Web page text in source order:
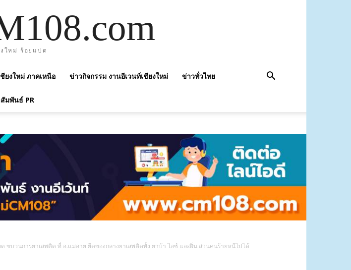
งใหม่ ร้อยแปด
ชียงใหม่ ภาคเหนือ ข่าวกิจกรรม งานอีเวนท์เชียงใหม่ ข่าวทั่วไทย
มพันธ์ PR
ขบวนการยาเสพติด ที่ อ.แม่อาย ยึดของกลางยาเสพติดทั้ง ยาบ้า ไอซ์ และฝิ่น ส่วนคนร้ายหนีไปได้